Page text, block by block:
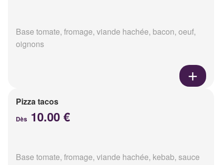
Base tomate, fromage, viande hachée, bacon, oeuf,
oignons
Pizza tacos
Dès 10.00 €
Base tomate, fromage, viande hachée, kebab, sauce